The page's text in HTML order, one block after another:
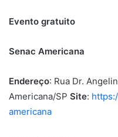
Evento gratuito
Senac Americana
Endereço: Rua Dr.
Americana/SP Site:
americana